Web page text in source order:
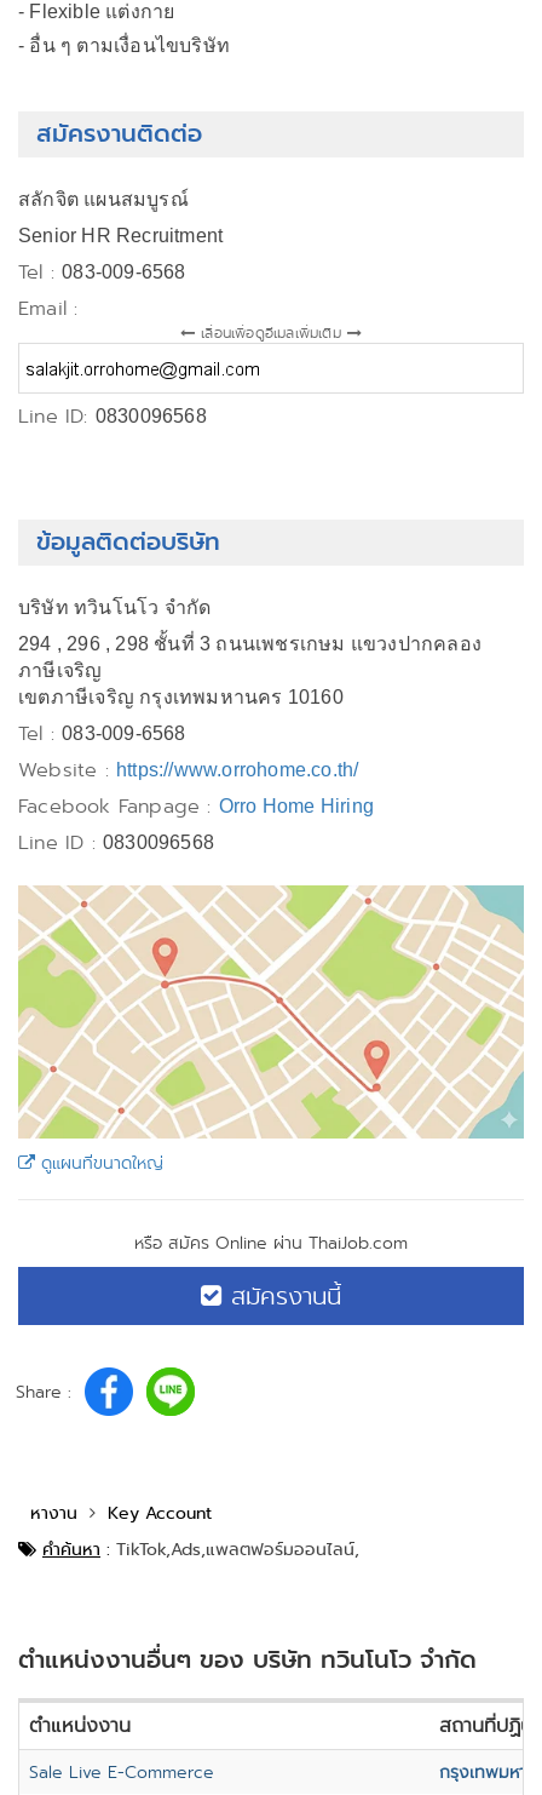
- Flexible แต่งกาย
- อื่น ๆ ตามเงื่อนไขบริษัท
สมัครงานติดต่อ
สลักจิต แผนสมบูรณ์
Senior HR Recruitment
Tel :083-009-6568
Email :
เลื่อนเพื่อดูอีเมลเพิ่มเติม
Line ID: 0830096568
ข้อมูลติดต่อบริษัท
บริษัท ทวินโนโว จำกัด
294 , 296 , 298 ชั้นที่ 3 ถนนเพชรเกษม แขวงปากคลอง
ภาษีเจริญ
เขตภาษีเจริญ กรุงเทพมหานคร 10160
Tel :083-009-6568
Website : https://www.orrohome.co.th/
Facebook Fanpage : Orro Home Hiring
Line ID : 0830096568
ดูแผนที่ขนาดใหญ่
หรือ สมัคร Online ผ่าน ThaiJob.com
สมัครงานนี้
Share :
หางาน
Key Account
คำค้นหา : TikTok,Ads,แพลตฟอร์มออนไลน์,
ตำแหน่งงานอื่นๆ ของ บริษัท ทวินโนโว จำกัด
ตำแหน่งงาน สถานที่ปฏิบั
Sale Live E-Commerce
กรุงเทพมหาน